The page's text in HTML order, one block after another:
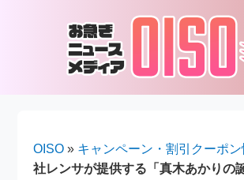
OISO » キャンペーン・割引クーポン
社レンサが提供する「真木あかりの